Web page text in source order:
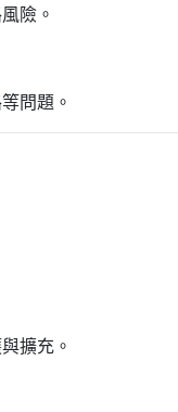
險。
問題。
擴充。